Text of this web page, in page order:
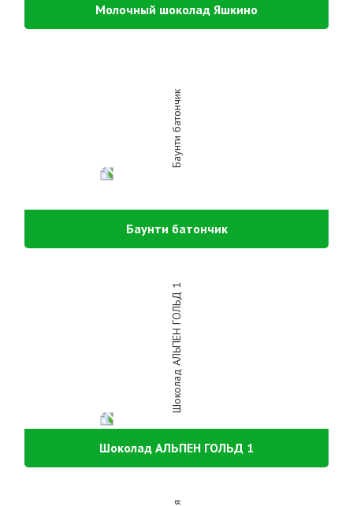
Молочный шоколад Яшкино
Баунти батончик
Шоколад АЛЬПЕН ГОЛЬД 1